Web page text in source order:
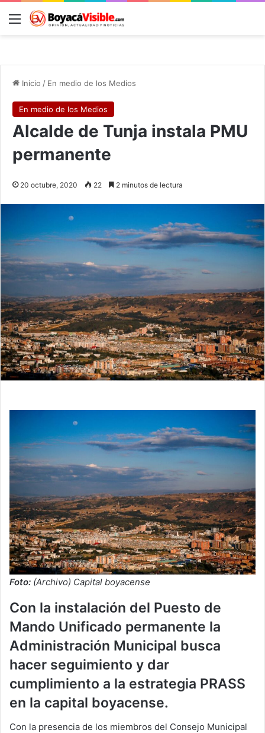
Menú
Inicio / En medio de los Medios
En medio de los Medios
Alcalde de Tunja instala PMU
permanente
20 octubre, 2020 22 2 minutos de lectura
Foto: (Archivo) Capital boyacense
Con la instalación del Puesto de
Mando Unificado permanente la
Administración Municipal busca
hacer seguimiento y dar
cumplimiento a la estrategia PRASS
en la capital boyacense.
Con la presencia de los miembros del Consejo Municipal